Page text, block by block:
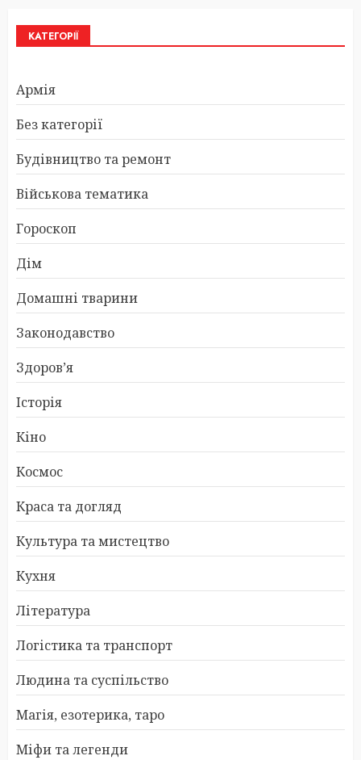
КАТЕГОРІЇ
Армія
Без категорії
Будівництво та ремонт
Військова тематика
Гороскоп
Дім
Домашні тварини
Законодавство
Здоров’я
Історія
Кіно
Космос
Краса та догляд
Культура та мистецтво
Кухня
Література
Логістика та транспорт
Людина та суспільство
Магія, езотерика, таро
Міфи та легенди